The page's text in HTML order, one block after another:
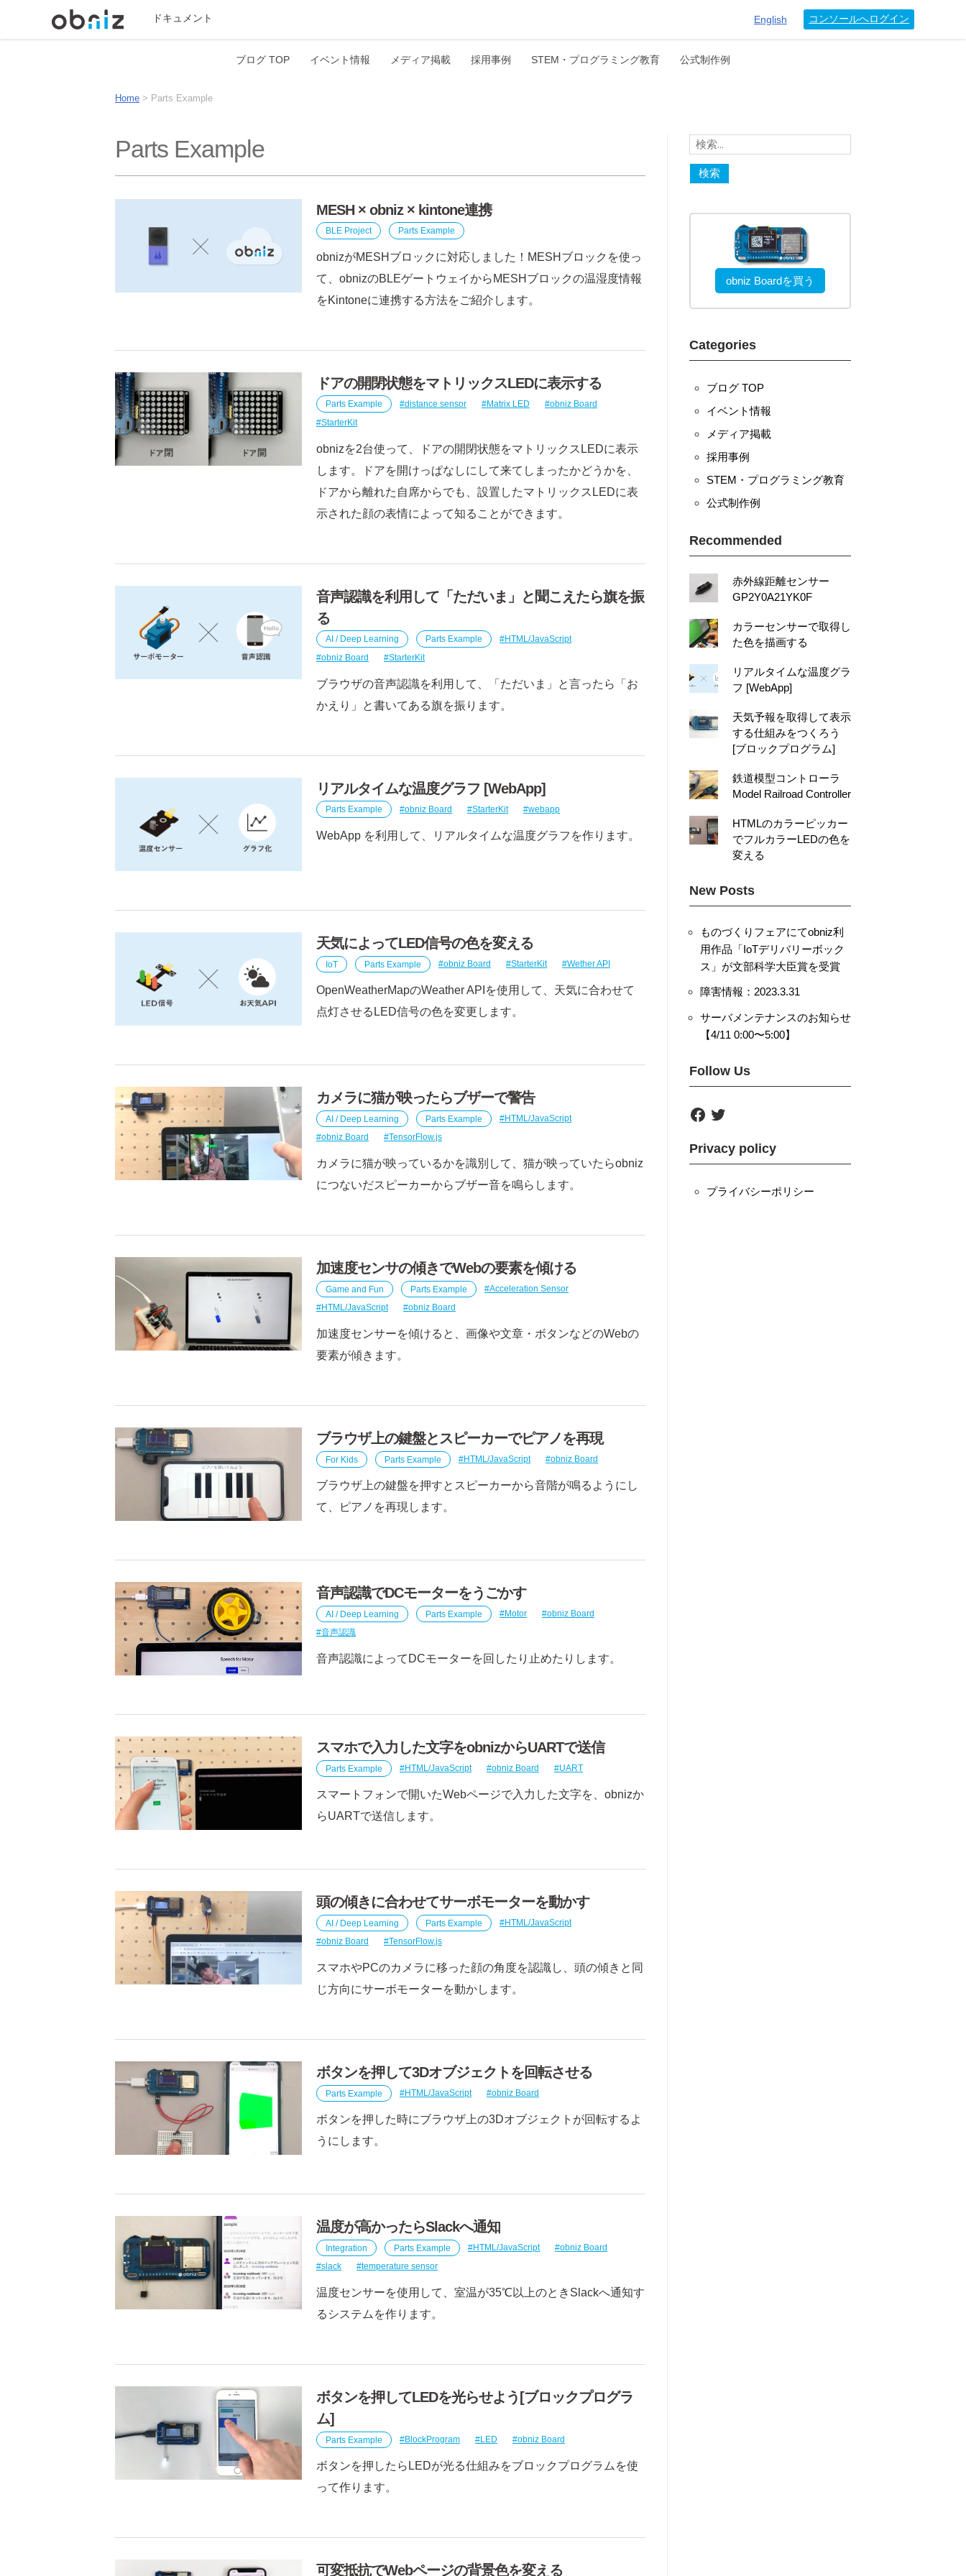
ドキュメント English コンソールへログイン
ブログ TOP イベント情報 メディア掲載 採用事例 STEM・プログラミング教育 公式制作例
Home > Parts Example
Parts Example
MESH × obniz × kintone連携
BLE Project Parts Example
obnizがMESHブロックに対応しました！MESHブロックを使っ
て、obnizのBLEゲートウェイからMESHブロックの温湿度情報
をKintoneに連携する方法をご紹介します。
ドアの開閉状態をマトリックスLEDに表示する
Parts Example distance sensor Matrix LED
obniz Board
StarterKit
obnizを2台使って、ドアの開閉状態をマトリックスLEDに表示
します。ドアを開けっぱなしにして来てしまったかどうかを、
ドアから離れた自席からでも、設置したマトリックスLEDに表
示された顔の表情によって知ることができます。
音声認識を利用して「ただいま」と聞こえたら旗を振
る
AI / Deep Learning Parts Example
HTML/JavaScript
obniz Board
StarterKit
ブラウザの音声認識を利用して、「ただいま」と言ったら「お
かえり」と書いてある旗を振ります。
リアルタイムな温度グラフ [WebApp]
Parts Example obniz Board StarterKit webapp
WebApp を利用して、リアルタイムな温度グラフを作ります。
天気によってLED信号の色を変える
IoT Parts Example obniz Board StarterKit Wether API
OpenWeatherMapのWeather APIを使用して、天気に合わせて
点灯させるLED信号の色を変更します。
カメラに猫が映ったらブザーで警告
AI / Deep Learning Parts Example
HTML/JavaScript
obniz Board
TensorFlow.js
カメラに猫が映っているかを識別して、猫が映っていたらobniz
につないだスピーカーからブザー音を鳴らします。
加速度センサの傾きでWebの要素を傾ける
Game and Fun Parts Example
Acceleration Sensor
HTML/JavaScript
obniz Board
加速度センサーを傾けると、画像や文章・ボタンなどのWebの
要素が傾きます。
ブラウザ上の鍵盤とスピーカーでピアノを再現
For Kids Parts Example HTML/JavaScript obniz Board
ブラウザ上の鍵盤を押すとスピーカーから音階が鳴るようにし
て、ピアノを再現します。
音声認識でDCモーターをうごかす
AI / Deep Learning Parts Example Motor
obniz Board
音声認識
音声認識によってDCモーターを回したり止めたりします。
スマホで入力した文字をobnizからUARTで送信
Parts Example HTML/JavaScript obniz Board UART
スマートフォンで開いたWebページで入力した文字を、obnizか
らUARTで送信します。
頭の傾きに合わせてサーボモーターを動かす
AI / Deep Learning Parts Example
HTML/JavaScript
obniz Board
TensorFlow.js
スマホやPCのカメラに移った顔の角度を認識し、頭の傾きと同
じ方向にサーボモーターを動かします。
ボタンを押して3Dオブジェクトを回転させる
Parts Example HTML/JavaScript obniz Board
ボタンを押した時にブラウザ上の3Dオブジェクトが回転するよ
うにします。
温度が高かったらSlackへ通知
Integration Parts Example HTML/JavaScript
obniz Board
slack
temperature sensor
温度センサーを使用して、室温が35℃以上のときSlackへ通知す
るシステムを作ります。
ボタンを押してLEDを光らせよう[ブロックプログラ
ム]
Parts Example BlockProgram LED obniz Board
ボタンを押したらLEDが光る仕組みをブロックプログラムを使
って作ります。
可変抵抗でWebページの背景色を変える
検
obniz Boardを買う
Categories
ブログ TOP
イベント情報
メディア掲載
採用事例
STEM・プログラミング教育
公式制作例
Recommended
赤外線距離センサー
GP2Y0A21YK0F
カラーセンサーで取得し
た色を描画する
リアルタイムな温度グラ
フ [WebApp]
天気予報を取得して表示
する仕組みをつくろう
[ブロックプログラム]
鉄道模型コントローラ
Model Railroad Controller
HTMLのカラーピッカー
でフルカラーLEDの色を
変える
New Posts
ものづくりフェアにてobniz利
用作品「IoTデリバリーボック
ス」が文部科学大臣賞を受賞
障害情報：2023.3.31
サーバメンテナンスのお知らせ
【4/11 0:00〜5:00】
Follow Us
F
a
e
b
o
T
w
t
e
Privacy policy
プライバシーポリシー